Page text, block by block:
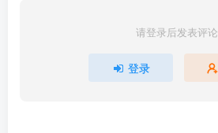
请登录后发表评论
登录